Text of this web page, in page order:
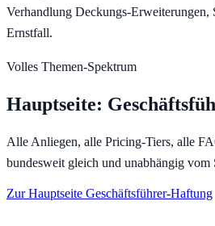
Verhandlung Deckungs-Erweiterungen,
Ernstfall.
Volles Themen-Spektrum
Hauptseite:
Alle Anliegen, alle Pricing-Tiers, alle
bundesweit gleich und unabhängig vom
Zur Hauptseite Geschäftsführer-Haftung